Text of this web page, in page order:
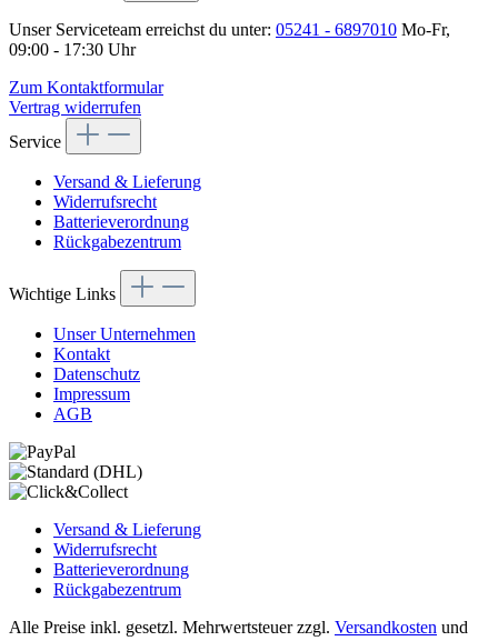
Unser Serviceteam erreichst du unter: 05241 - 6897010 Mo-Fr,
09:00 - 17:30 Uhr
Zum Kontaktformular
Vertrag widerrufen
Service
Versand & Lieferung
Widerrufsrecht
Batterieverordnung
Rückgabezentrum
Wichtige Links
Unser Unternehmen
Kontakt
Datenschutz
Impressum
AGB
Versand & Lieferung
Widerrufsrecht
Batterieverordnung
Rückgabezentrum
Alle Preise inkl. gesetzl. Mehrwertsteuer zzgl. Versandkosten und